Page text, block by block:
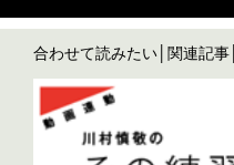
合わせて読みたい│関連記事│